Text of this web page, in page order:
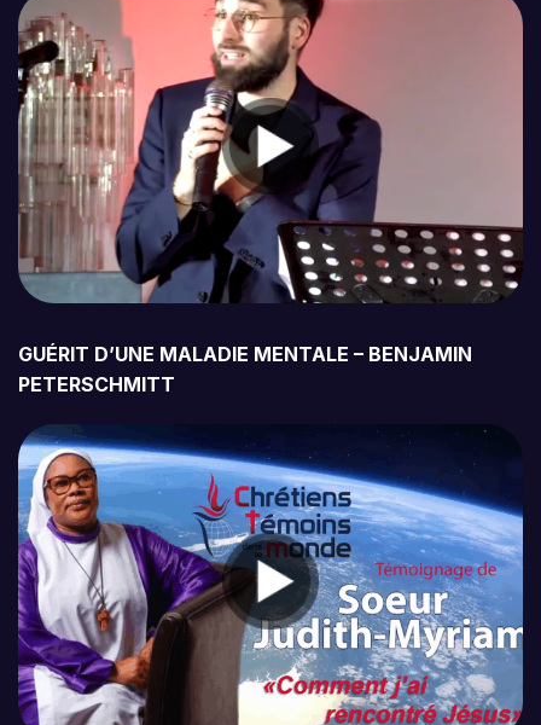
GUÉRIT D’UNE MALADIE MENTALE – BENJAMIN
PETERSCHMITT